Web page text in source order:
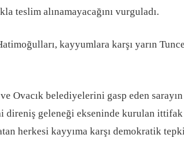
teslim alınamayacağını vurguladı.
kayyumlara karşı yarın
Ovacık belediyelerini gasp eden
direniş geleneği ekseninde kurulan
herkesi kayyıma karşı demokratik